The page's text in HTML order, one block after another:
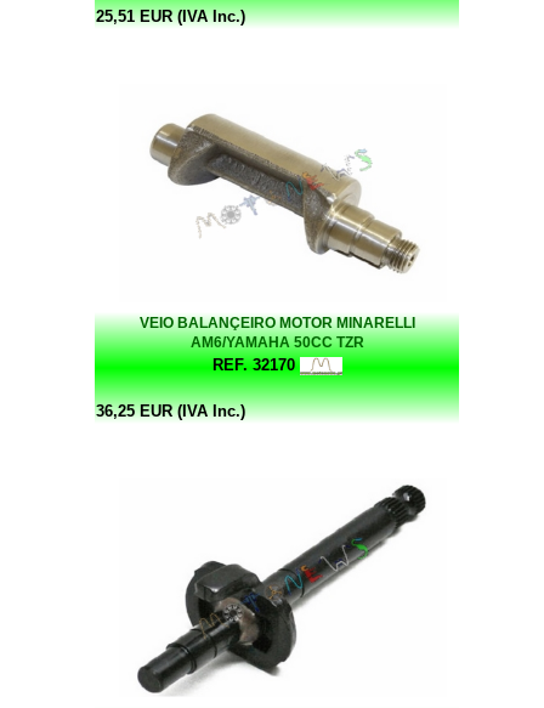
25,51 EUR (IVA Inc.)
VEIO BALANÇEIRO MOTOR MINARELLI
AM6/YAMAHA 50CC TZR
REF. 32170
36,25 EUR (IVA Inc.)